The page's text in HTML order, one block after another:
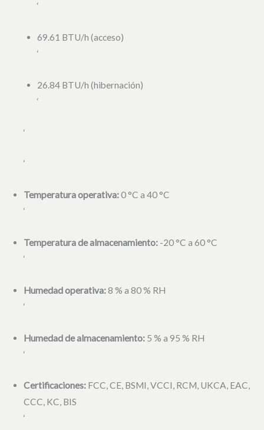
‘
69.61 BTU/h (acceso)
‘
26.84 BTU/h (hibernación)
‘
‘
‘
Temperatura operativa:0 °C a 40 °C
‘
Temperatura de almacenamiento: -20 °C a 60 °C
‘
Humedad operativa:8 % a 80 % RH
‘
Humedad de almacenamiento: 5 % a 95 % RH
‘
Certificaciones: FCC, CE, BSMI, VCCI, RCM, UKCA, EAC,
CCC, KC, BIS
‘